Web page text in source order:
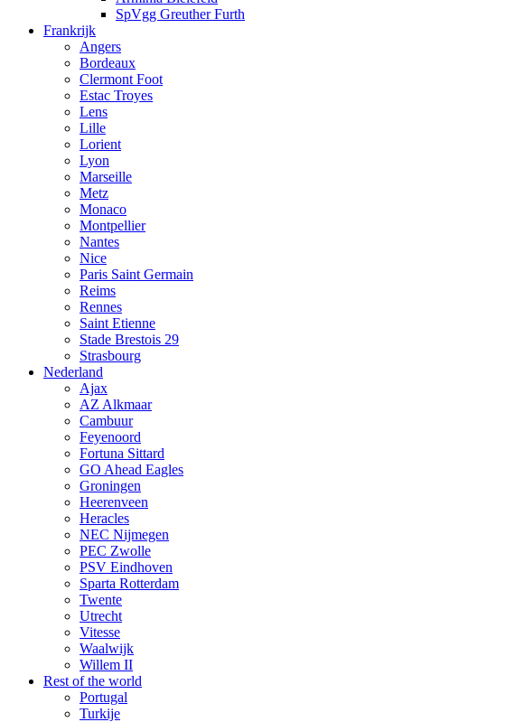
SpVgg Greuther Furth
Frankrijk
Angers
Bordeaux
Clermont Foot
Estac Troyes
Lens
Lille
Lorient
Lyon
Marseille
Metz
Monaco
Montpellier
Nantes
Nice
Paris Saint Germain
Reims
Rennes
Saint Etienne
Stade Brestois 29
Strasbourg
Nederland
Ajax
AZ Alkmaar
Cambuur
Feyenoord
Fortuna Sittard
GO Ahead Eagles
Groningen
Heerenveen
Heracles
NEC Nijmegen
PEC Zwolle
PSV Eindhoven
Sparta Rotterdam
Twente
Utrecht
Vitesse
Waalwijk
Willem II
Rest of the world
Portugal
Turkije